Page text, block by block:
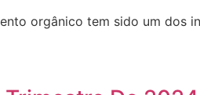
orgânico tem sido um dos